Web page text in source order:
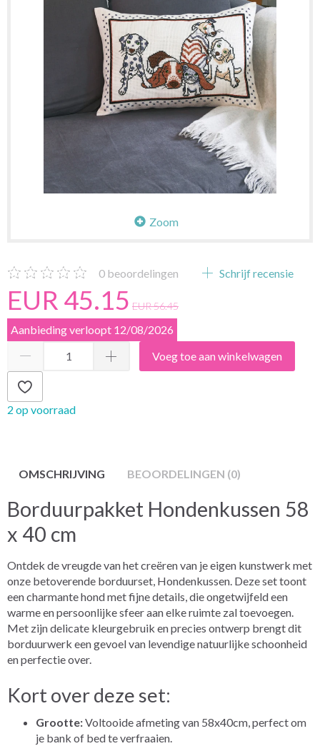
Zoom
0 beoordelingen Schrijf recensie
EUR 45.15 EUR 56.45
Aanbieding verloopt 12/08/2026
Voeg toe aan winkelwagen
2 op voorraad
OMSCHRIJVING BEOORDELINGEN (0)
Borduurpakket Hondenkussen 58
x 40 cm
Ontdek de vreugde van het creëren van je eigen kunstwerk met
onze betoverende borduurset, Hondenkussen. Deze set toont
een charmante hond met fijne details, die ongetwijfeld een
warme en persoonlijke sfeer aan elke ruimte zal toevoegen.
Met zijn delicate kleurgebruik en precies ontwerp brengt dit
borduurwerk een gevoel van levendige natuurlijke schoonheid
en perfectie over.
Kort over deze set:
Grootte:Voltooide afmeting van 58x40cm, perfect om
je bank of bed te verfraaien.